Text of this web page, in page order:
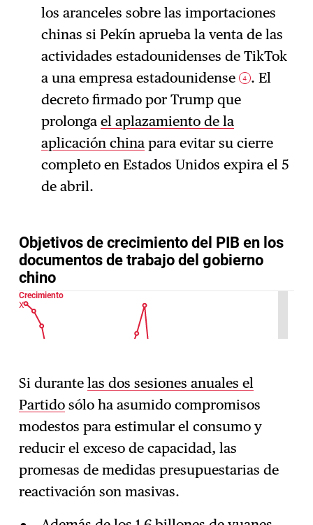
los aranceles sobre las importaciones
chinas si Pekín aprueba la venta de las
actividades estadounidenses de TikTok
a una empresa estadounidense
4 . El
decreto firmado por Trump que
prolonga el aplazamiento de la
aplicación china para evitar su cierre
completo en Estados Unidos expira el 5
de abril.
Si durantelas dos sesiones anuales el
Partido sólo ha asumido compromisos
modestos para estimular el consumo y
reducir el exceso de capacidad, las
promesas de medidas presupuestarias de
reactivación son masivas.